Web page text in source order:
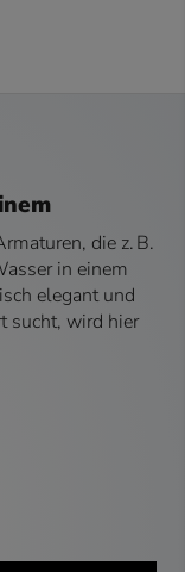
die z. B.
in einem
elegant und
sucht, wird hier